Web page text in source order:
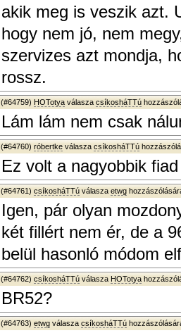
akik meg is veszik azt.
hogy nem jó, nem
szervizes azt mondja,
rossz.
(#64759) HOTotya válasza csíkosháTTú
Lám lám nem csak
(#64760) róbertke válasza csíkosháTTú
Ez volt a nagyobbik
(#64761) csíkosháTTú válasza etwg
Igen, pár olyan
két fillért nem ér, de a
belül hasonló módom
(#64762) csíkosháTTú válasza HOTotya
BR52?
(#64763) etwg válasza csíkosháTTú